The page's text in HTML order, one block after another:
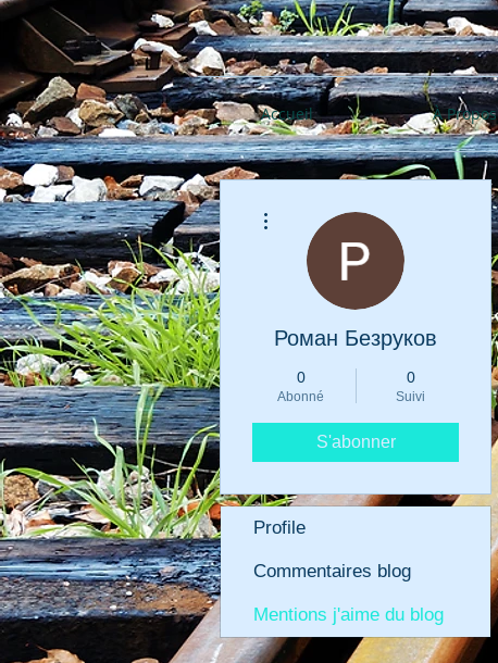
Accueil À Propos
Роман Безруков
0
Abonné
0
Suivi
S'abonner
Profile
Commentaires blog
Mentions j'aime du blog